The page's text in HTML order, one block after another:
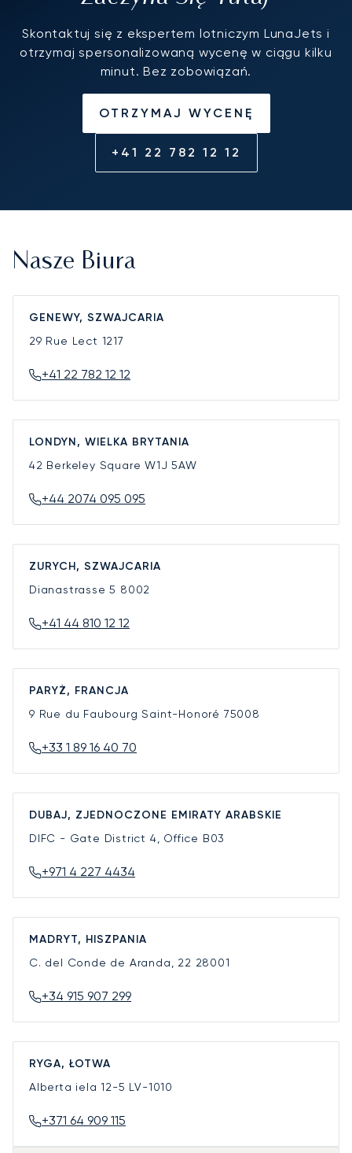
Skontaktuj się z ekspertem lotniczym LunaJets i
otrzymaj spersonalizowaną wycenę w ciągu kilku
minut. Bez zobowiązań.
OTRZYMAJ WYCENĘ
+41 22 782 12 12
Nasze Biura
GENEWY, SZWAJCARIA
29 Rue Lect 1217
+41 22 782 12 12
LONDYN, WIELKA BRYTANIA
42 Berkeley SquareW1J 5AW
+44 2074 095 095
ZURYCH, SZWAJCARIA
Dianastrasse 5 8002
+41 44 810 12 12
PARYŻ, FRANCJA
9 Rue du Faubourg Saint-Honoré 75008
+33 1 89 16 40 70
DUBAJ, ZJEDNOCZONE EMIRATY ARABSKIE
DIFC - Gate District 4, Office B03
+971 4 227 4434
MADRYT, HISZPANIA
C. del Conde de Aranda, 22 28001
+34 915 907 299
RYGA, ŁOTWA
Alberta iela 12-5 LV-1010
+371 64 909 115